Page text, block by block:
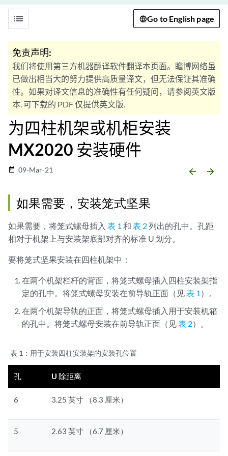
list Go to English page
免责声明:
我们将使用第三方机器翻译软件翻译本页面。瞻博网络虽
已做出相当大的努力提供高质量译文，但无法保证其准确
性。如果对译文信息的准确性有任何疑问，请参阅英文版
本. 可下载的 PDF 仅提供英文版.
为四柱机架或机柜安装
MX2020 安装硬件
date_range 09-Mar-21 arrow_backward arrow_forward
如果需要，安装笼式坚果
如果需要，将笼式螺母插入 表 1 和 表 2列出的孔中。孔距
相对于机架上与安装架底部对齐的标准 U 划分。
要将笼式坚果安装在四柱机架中：
在两个机架栏杆的背面，将笼式螺母插入四柱安装架指
定的孔中。将笼式螺母安装在前导轨正面（见表 1 ）。
在两个机架导轨的正面，将笼式螺母插入用于安装机箱
的孔中。将笼式螺母安装在前导轨正面（见表 2）。
表 1： 用于安装四柱安装架的安装孔位置
孔 U 除距离
6 3.25 英寸 （8.3 厘米）
5 2.63 英寸 （6.7 厘米）